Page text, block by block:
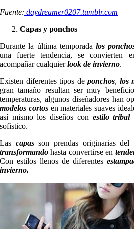
Fuente: daydreamer0207.tumblr.com
Capas y ponchos
Durante la última temporadalos
una fuerte tendencia, se convierten
acompañar cualquierlook de invierno.
Existen diferentes tipos de ponchos, los
gran tamaño resultan ser muy
temperaturas, algunos diseñadores han
modelos cortos en materiales suaves
así mismo los diseños con estilo tribal
sofistico.
Las capasson prendas originarias del
transformando hasta convertirse en
Con estilos llenos de diferentes
invierno.